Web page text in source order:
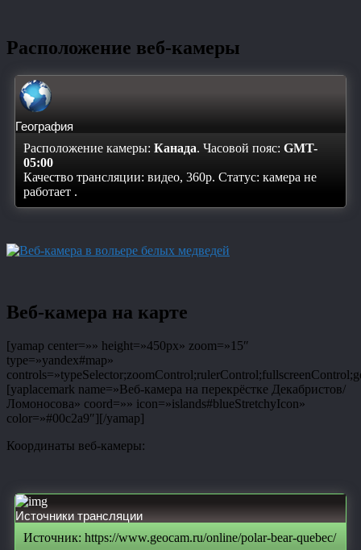
Расположение веб-камеры
География
Расположение камеры: Канада. Часовой пояс: GMT-
05:00
Качество трансляции: видео, 360p. Статус: камера не
работает .
Веб-камера на карте
[yamap center=»» height=»450px» zoom=»15″
type=»yandex#map»
[yaplacemark name=»Веб-камера на перекрёстке Декабристов/
Ломоносова» coord=»» icon=»islands#blueStretchyIcon»
color=»#00c2a9″][/yamap]
Координаты веб-камеры:
Источники трансляции
Источник: https://www.geocam.ru/online/polar-bear-quebec/